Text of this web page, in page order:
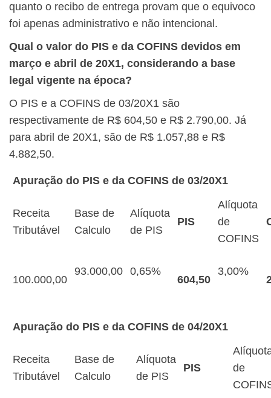
quanto o recibo de entrega provam que o equivoco
foi apenas administrativo e não intencional.
Qual o valor do PIS e da COFINS devidos em
março e abril de 20X1, considerando a base
legal vigente na época?
O PIS e a COFINS de 03/20X1 são
respectivamente de R$ 604,50 e R$ 2.790,00. Já
para abril de 20X1, são de R$ 1.057,88 e R$
4.882,50.
Apuração do PIS e da COFINS de 03/20X1
Receita
Tributável
Base de
Calculo
Alíquota
de PIS
PIS
Alíquota
de
COFINS
100.000,00
93.000,00 0,65%
604,50
3,00%
Apuração do PIS e da COFINS de 04/20X1
Receita
Tributável
Base de
Calculo
Alíquota
de PIS
PIS
de